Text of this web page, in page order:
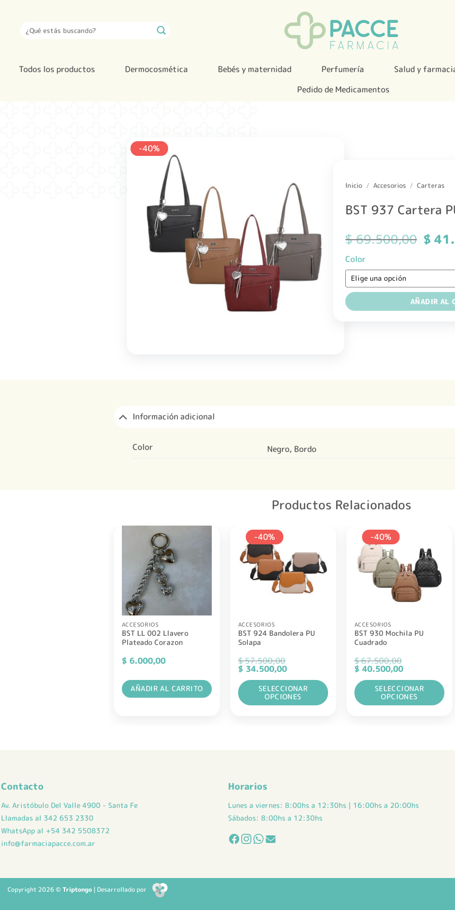
contenido
Buscar
por:
Todos los productos Dermocosmética Bebés y maternidad Perfumería Salud y
Pedido de Medicamentos
-40%
Inicio / Accesorios / Carteras
BST 937 Cartera
$69.500,00 El
precio
era:
$
$
Color
AÑADIR AL
Información adicional
Color Negro, Bordo
Productos Relacionados
ACCESORIOS
BST LL 002 Llavero
Plateado Corazon
$ 6.000,00
AÑADIR AL CARRITO
-40%
ACCESORIOS
BST 924 Bandolera PU
Solapa
$57.500,00
El
precio
original
era:
$ 57.500,00.
$ 34.500,00El
actual
es:
$ 34.500,00.
SELECCIONAR
OPCIONES
opciones
se
pueden
elegir
la
-40%
ACCESORIOS
BST 930 Mochila PU
Cuadrado
$67.500,00
El
precio
original
era:
$ 67.500,00.
$ 40.500,00El
actual
es:
$ 40.500,00.
SELECCIONAR
OPCIONES
pueden
Contacto
Av. Aristóbulo Del Valle 4900 - Santa Fe
Llamadas al 342 653 2330
WhatsApp al +54 342 5508372
info@farmaciapacce.com.ar
Horarios
Lunes a viernes: 8:00hs a 12:30hs | 16:00hs a 20:00hs
Sábados: 8:00hs a 12:30hs
Copyright 2026 ©Triptongo | Desarrollado por